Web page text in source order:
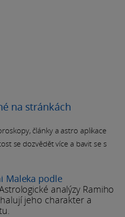
na stránkách
články a astro aplikace
se dozvědět více a bavit se s
Maleka podle
analýzy Ramiho
jeho charakter a